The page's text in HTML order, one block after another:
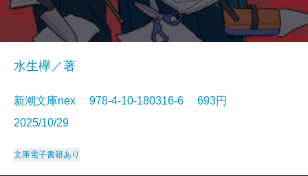
水生欅／著
新潮文庫nex 978-4-10-180316-6 693円
2025/10/29
文庫電子書籍あり